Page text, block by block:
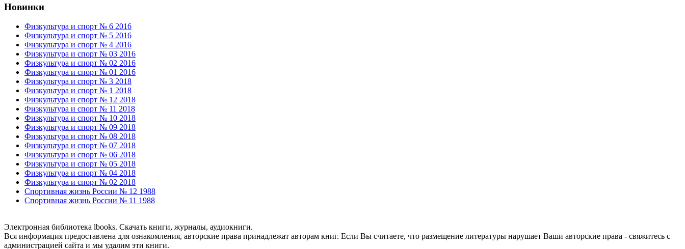
Новинки
Физкультура и спорт № 6 2016
Физкультура и спорт № 5 2016
Физкультура и спорт № 4 2016
Физкультура и спорт № 03 2016
Физкультура и спорт № 02 2016
Физкультура и спорт № 01 2016
Физкультура и спорт № 3 2018
Физкультура и спорт № 1 2018
Физкультура и спорт № 12 2018
Физкультура и спорт № 11 2018
Физкультура и спорт № 10 2018
Физкультура и спорт № 09 2018
Физкультура и спорт № 08 2018
Физкультура и спорт № 07 2018
Физкультура и спорт № 06 2018
Физкультура и спорт № 05 2018
Физкультура и спорт № 04 2018
Физкультура и спорт № 02 2018
Спортивная жизнь России № 12 1988
Спортивная жизнь России № 11 1988
Электронная библиотека lbooks. Скачать книги, журналы, аудиокниги.
Вся информация предоставлена для ознакомления, авторские права принадлежат авторам книг. Если Вы считаете, что размещение литературы нарушает Ваши авторские права - свяжитесь с
администрацией сайта и мы удалим эти книги.